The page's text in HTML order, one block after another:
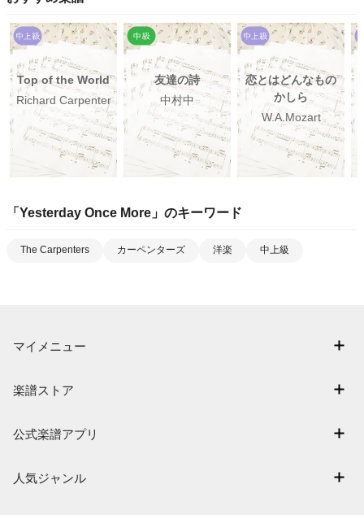
Top of the World
Richard Carpenter
友達の詩
中村中
恋とはどんなもの
かしら
W.A.Mozart
「 Yesterday Once More 」のキーワード
The Carpenters カーペンターズ 洋楽 中上級
マイメニュー
退会はこちら
楽譜ストア
難易度別に探す
公式楽譜アプリ
人気ジャンル